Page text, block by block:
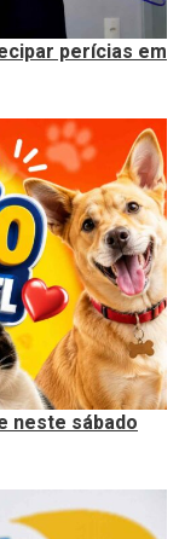
perícias em
neste sábado